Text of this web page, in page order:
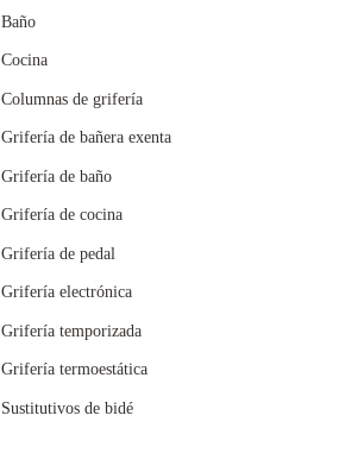
Baño
Cocina
Columnas de grifería
Grifería de bañera exenta
Grifería de baño
Grifería de cocina
Grifería de pedal
Grifería electrónica
Grifería temporizada
Grifería termoestática
Sustitutivos de bidé